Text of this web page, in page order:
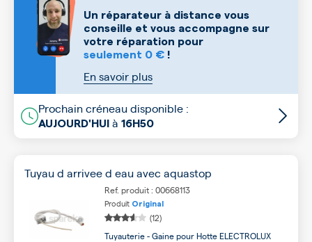
Un réparateur à distance vous
conseille et vous accompagne sur
votre réparation pour
seulement 0 € !
En savoir plus
Prochain créneau disponible :
AUJOURD'HUI à 16H50
Tuyau d arrivee d eau avec aquastop
Ref. produit : 00668113
Produit Original
(12)
Tuyauterie - Gaine pour Hotte ELECTROLUX